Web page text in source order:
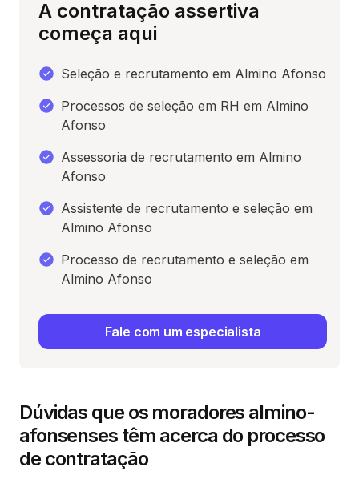
Dúvidas que os moradores almino-
afonsenses têm acerca do processo
de contratação
A contratação assertiva
começa aqui
Seleção e recrutamento em Almino Afonso
Processos de seleção em RH em Almino
Afonso
Assessoria de recrutamento em Almino
Afonso
Assistente de recrutamento e seleção em
Almino Afonso
Processo de recrutamento e seleção em
Almino Afonso
Fale com um especialista